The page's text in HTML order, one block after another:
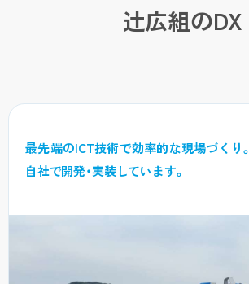
辻広組のDX
最先端のICT技術で効率的な現場づくり。
自社で開発・実装しています。